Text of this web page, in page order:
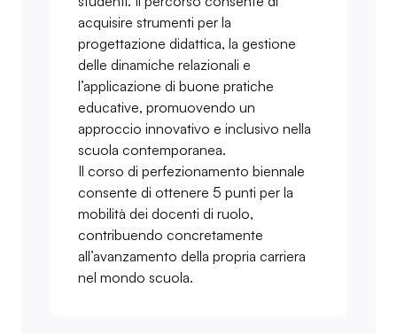
acquisire strumenti per la
progettazione didattica, la gestione
delle dinamiche relazionali e
l’applicazione di buone pratiche
educative, promuovendo un
approccio innovativo e inclusivo nella
scuola contemporanea.
Il corso di perfezionamento biennale
consente di ottenere 5 punti per la
mobilità dei docenti di ruolo,
contribuendo concretamente
all’avanzamento della propria carriera
nel mondo scuola.